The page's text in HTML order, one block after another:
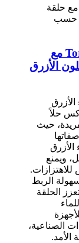
برغي مانع للتسرب من نوع Torx مع
الأزرق
حلاً
حيث
الأزرق
ويمنع
للاهتزازات.
الربط
الحلقة
الصناعية،
الأمد.